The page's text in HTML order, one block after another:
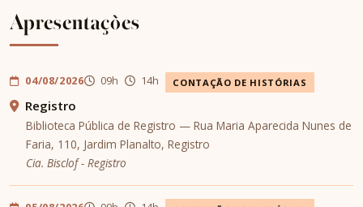
Apresentações
04/08/2026 09h 14h CONTAÇÃO DE HISTÓRIAS
Registro
Biblioteca Pública de Registro — Rua Maria Aparecida Nunes de
Faria, 110, Jardim Planalto, Registro
Cia. Bisclof - Registro